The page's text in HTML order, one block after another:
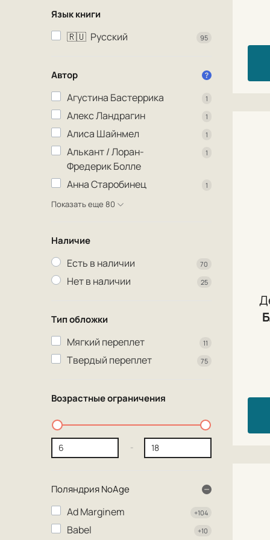
Язык книги
🇷🇺 Русский 95
Автор
Агустина Бастеррика 1
Алекс Ландрагин 1
Алиса Шайнмел 1
Алькант / Лоран-
Фредерик Болле
1
Анна Старобинец 1
Показать еще 80
Наличие
Есть в наличии 70
Нет в наличии 25
Тип обложки
Мягкий переплет 11
Твердый переплет 75
Возрастные ограничения
-
Поляндрия NoAge
Ad Marginem +104
Babel +10